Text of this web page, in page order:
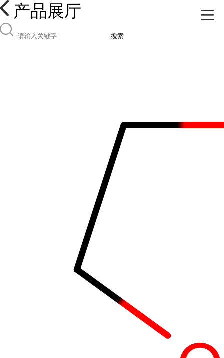
产品展厅
搜索